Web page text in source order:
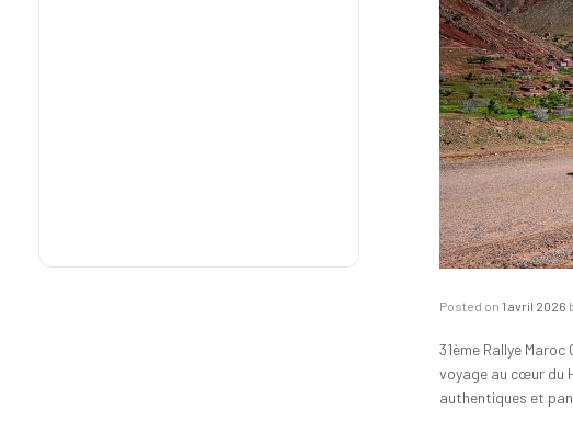
Posted on 1 avril 2026
31ème Rallye
voyage au cœur du
authentiques et